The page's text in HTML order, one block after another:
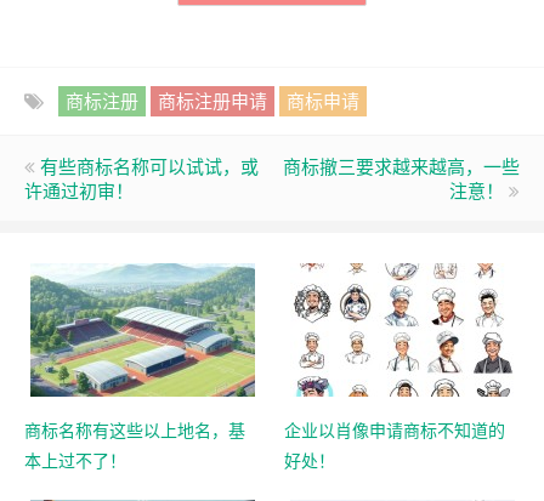
商标注册 商标注册申请 商标申请
有些商标名称可以试试，或
许通过初审！
商标撤三要求越来越高，一些
注意！
商标名称有这些以上地名，基
本上过不了！
企业以肖像申请商标不知道的
好处！